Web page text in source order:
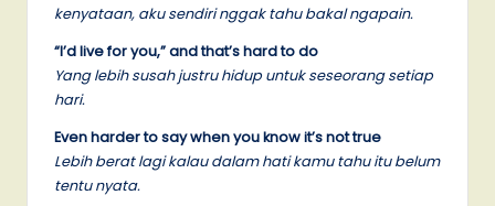
kenyataan, aku sendiri nggak tahu bakal ngapain.
“I’d live for you,” and that’s hard to do
Yang lebih susah justru hidup untuk seseorang setiap
hari.
Even harder to say when you know it’s not true
Lebih berat lagi kalau dalam hati kamu tahu itu belum
tentu nyata.